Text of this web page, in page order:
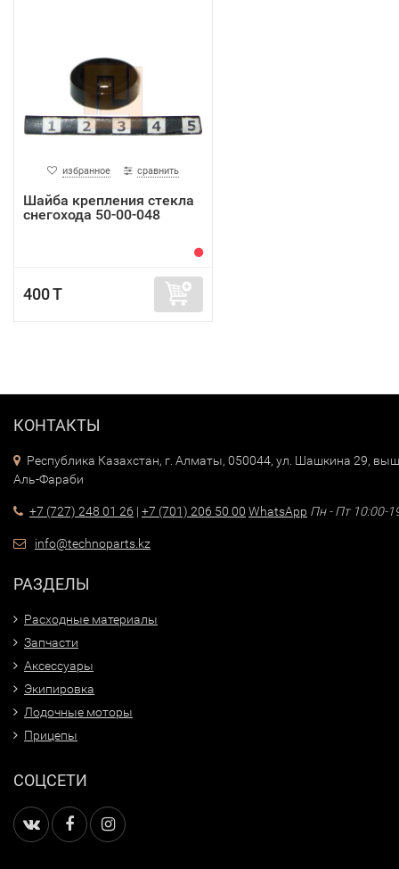
избранное сравнить
Шайба крепления стекла
снегохода 50-00-048
400 T
КОНТАКТЫ
Республика Казахстан, г. Алматы, 050044, ул. Шашкина 29,
Аль-Фараби
+7 (727) 248 01 26 | +7 (701) 206 50 00 WhatsApp Пн - Пт 10:00-
info@technoparts.kz
РАЗДЕЛЫ
Расходные материалы
Запчасти
Аксессуары
Экипировка
Лодочные моторы
Прицепы
СОЦСЕТИ